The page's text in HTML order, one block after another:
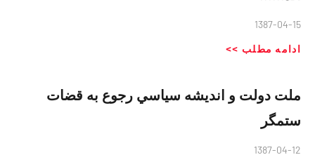
1387-04-15
ادامه مطلب >>
ملت دولت و انديشه سياسي رجوع به قضات
ستمگر
1387-04-12